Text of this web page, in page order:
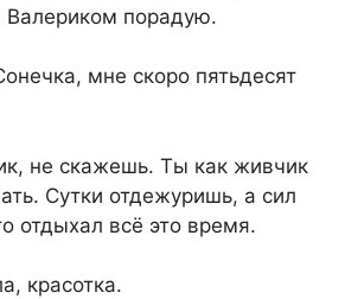
Валериком порадую.
мне скоро пятьдесят
не скажешь. Ты как живчик
Сутки отдежуришь, а сил
отдыхал всё это время.
красотка.